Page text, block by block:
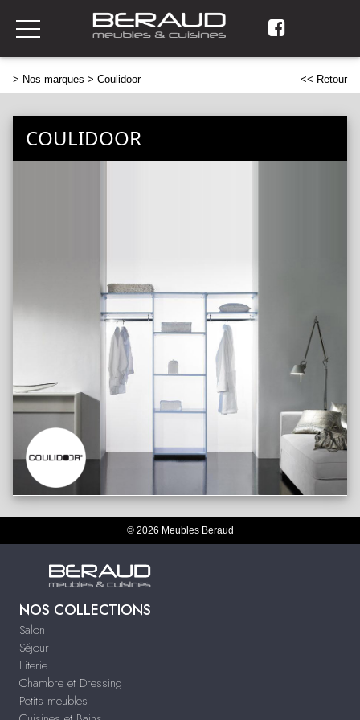
> Nos marques > Coulidoor << Retour
COULIDOOR
© 2026 Meubles Beraud
NOS COLLECTIONS
Salon
Séjour
Literie
Chambre et Dressing
Petits meubles